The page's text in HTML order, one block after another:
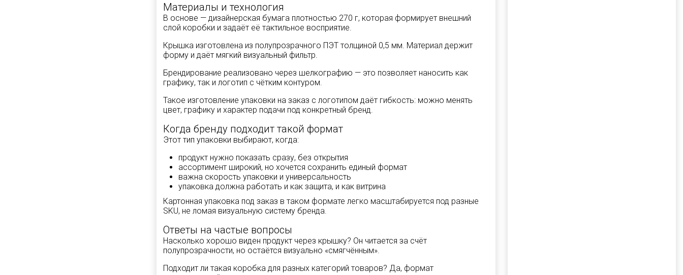
Материалы и технология
В основе — дизайнерская бумага плотностью 270 г, которая формирует внешний
слой коробки и задаёт её тактильное восприятие.
Крышка изготовлена из полупрозрачного ПЭТ толщиной 0,5 мм. Материал держит
форму и даёт мягкий визуальный фильтр.
Брендирование реализовано через шелкографию — это позволяет наносить как
графику, так и логотип с чётким контуром.
Такое изготовление упаковки на заказ с логотипом даёт гибкость: можно менять
цвет, графику и характер подачи под конкретный бренд.
Когда бренду подходит такой формат
Этот тип упаковки выбирают, когда:
продукт нужно показать сразу, без открытия
ассортимент широкий, но хочется сохранить единый формат
важна скорость упаковки и универсальность
упаковка должна работать и как защита, и как витрина
Картонная упаковка под заказ в таком формате легко масштабируется под разные
SKU, не ломая визуальную систему бренда.
Ответы на частые вопросы
Насколько хорошо виден продукт через крышку? Он читается за счёт
полупрозрачности, но остаётся визуально «смягчённым».
Подходит ли такая коробка для разных категорий товаров? Да, формат